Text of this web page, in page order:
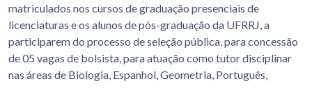
matriculados nos cursos de graduação presenciais de
licenciaturas e os alunos de pós-graduação da UFRRJ, a
participarem do processo de seleção pública, para concessão
de 05 vagas de bolsista, para atuação como tutor disciplinar
nas áreas de Biologia, Espanhol, Geometria, Português,